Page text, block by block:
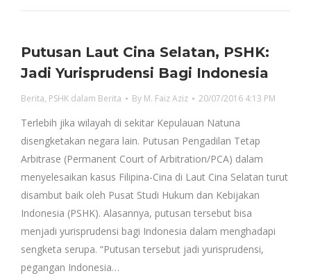
Putusan Laut Cina Selatan, PSHK:
Jadi Yurisprudensi Bagi Indonesia
Berita, PSHK dalam Berita By M. Faiz Aziz 20/07/2016 4:13 PM
Terlebih jika wilayah di sekitar Kepulauan Natuna
disengketakan negara lain. Putusan Pengadilan Tetap
Arbitrase (Permanent Court of Arbitration/PCA) dalam
menyelesaikan kasus Filipina-Cina di Laut Cina Selatan turut
disambut baik oleh Pusat Studi Hukum dan Kebijakan
Indonesia (PSHK). Alasannya, putusan tersebut bisa
menjadi yurisprudensi bagi Indonesia dalam menghadapi
sengketa serupa. “Putusan tersebut jadi yurisprudensi,
pegangan Indonesia…